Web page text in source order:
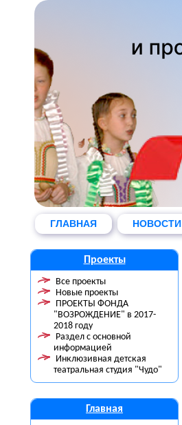
ГЛАВНАЯ НОВОСТИ
Проекты
Все проекты
Новые проекты
ПРОЕКТЫ ФОНДА
"ВОЗРОЖДЕНИЕ" в 2017-
2018 году
Раздел с основной
информацией
Инклюзивная детская
театральная студия "Чудо"
Главная